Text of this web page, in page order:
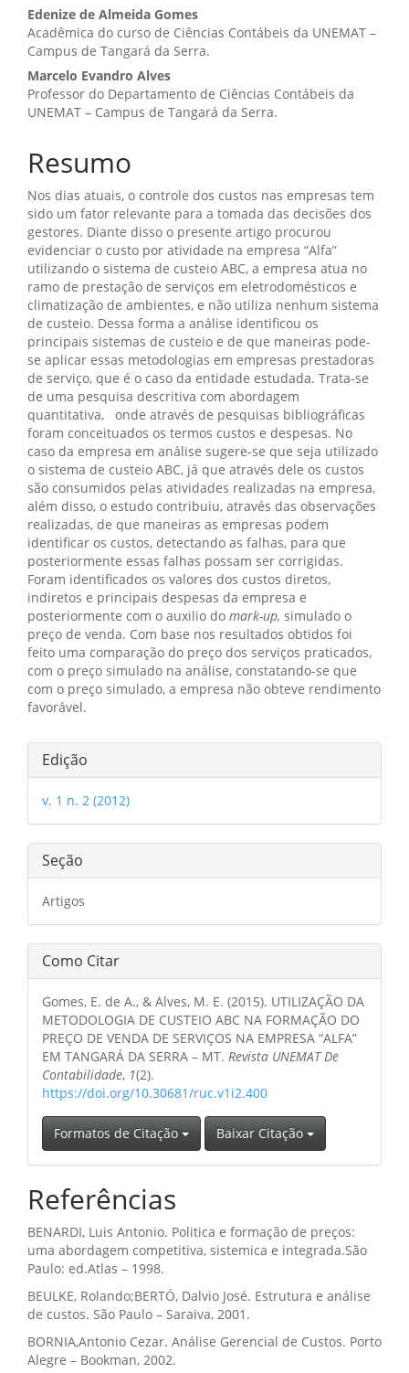
Conteúdo
do
artigo
principal
Edenize de Almeida Gomes
Acadêmica do curso de Ciências Contábeis da UNEMAT –
Campus de Tangará da Serra.
Marcelo Evandro Alves
Professor do Departamento de Ciências Contábeis da
UNEMAT – Campus de Tangará da Serra.
Resumo
Nos dias atuais, o controle dos custos nas empresas tem
sido um fator relevante para a tomada das decisões dos
gestores. Diante disso o presente artigo procurou
evidenciar o custo por atividade na empresa “Alfa”
utilizando o sistema de custeio ABC, a empresa atua no
ramo de prestação de serviços em eletrodomésticos e
climatização de ambientes, e não utiliza nenhum sistema
de custeio. Dessa forma a análise identificou os
principais sistemas de custeio e de que maneiras pode-
se aplicar essas metodologias em empresas prestadoras
de serviço, que é o caso da entidade estudada. Trata-se
de uma pesquisa descritiva com abordagem
quantitativa, onde através de pesquisas bibliográficas
foram conceituados os termos custos e despesas. No
caso da empresa em análise sugere-se que seja utilizado
o sistema de custeio ABC, já que através dele os custos
são consumidos pelas atividades realizadas na empresa,
além disso, o estudo contribuiu, através das observações
realizadas, de que maneiras as empresas podem
identificar os custos, detectando as falhas, para que
posteriormente essas falhas possam ser corrigidas.
Foram identificados os valores dos custos diretos,
indiretos e principais despesas da empresa e
posteriormente com o auxilio do mark-up, simulado o
preço de venda. Com base nos resultados obtidos foi
feito uma comparação do preço dos serviços praticados,
com o preço simulado na análise, constatando-se que
com o preço simulado, a empresa não obteve rendimento
favorável.
Detalhes
do
artigo
Edição
v. 1 n. 2 (2012)
Seção
Artigos
Como Citar
Gomes, E. de A., & Alves, M. E. (2015). UTILIZAÇÃO DA
METODOLOGIA DE CUSTEIO ABC NA FORMAÇÃO DO
PREÇO DE VENDA DE SERVIÇOS NA EMPRESA “ALFA”
EM TANGARÁ DA SERRA – MT. Revista UNEMAT De
Contabilidade, 1(2).
https://doi.org/10.30681/ruc.v1i2.400
Formatos de Citação Baixar Citação
Referências
BENARDI, Luis Antonio. Politica e formação de preços:
uma abordagem competitiva, sistemica e integrada.São
Paulo: ed.Atlas – 1998.
BEULKE, Rolando;BERTÓ, Dalvio José. Estrutura e análise
de custos. São Paulo – Saraiva, 2001.
BORNIA,Antonio Cezar. Análise Gerencial de Custos. Porto
Alegre – Bookman, 2002.